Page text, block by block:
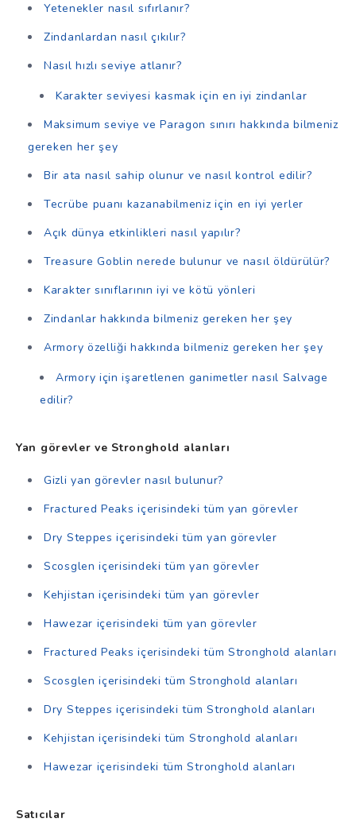
Yetenekler nasıl sıfırlanır?
Zindanlardan nasıl çıkılır?
Nasıl hızlı seviye atlanır?
Karakter seviyesi kasmak için en iyi zindanlar
Maksimum seviye ve Paragon sınırı hakkında bilmeniz
gereken her şey
Bir ata nasıl sahip olunur ve nasıl kontrol edilir?
Tecrübe puanı kazanabilmeniz için en iyi yerler
Açık dünya etkinlikleri nasıl yapılır?
Treasure Goblin nerede bulunur ve nasıl öldürülür?
Karakter sınıflarının iyi ve kötü yönleri
Zindanlar hakkında bilmeniz gereken her şey
Armory özelliği hakkında bilmeniz gereken her şey
Armory için işaretlenen ganimetler nasıl Salvage
edilir?
Yan görevler ve Stronghold alanları
Gizli yan görevler nasıl bulunur?
Fractured Peaks içerisindeki tüm yan görevler
Dry Steppes içerisindeki tüm yan görevler
Scosglen içerisindeki tüm yan görevler
Kehjistan içerisindeki tüm yan görevler
Hawezar içerisindeki tüm yan görevler
Fractured Peaks içerisindeki tüm Stronghold alanları
Scosglen içerisindeki tüm Stronghold alanları
Dry Steppes içerisindeki tüm Stronghold alanları
Kehjistan içerisindeki tüm Stronghold alanları
Hawezar içerisindeki tüm Stronghold alanları
Satıcılar